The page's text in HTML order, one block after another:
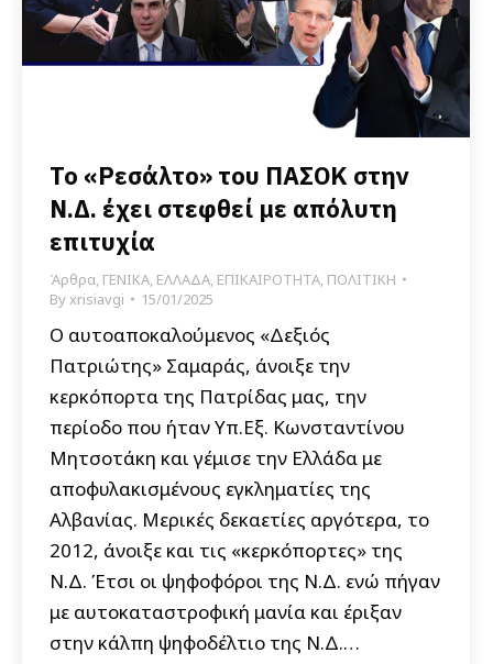
Το «Ρεσάλτο» του ΠΑΣΟΚ στην
Ν.Δ. έχει στεφθεί με απόλυτη
επιτυχία
Άρθρα ΓΕΝΙΚΑ ΕΛΛΑΔΑ ΕΠΙΚΑΙΡΟΤΗΤΑ ΠΟΛΙΤΙΚΗ
Byxrisiavgi 15/01/2025
Ο αυτοαποκαλούμενος «Δεξιός
Πατριώτης» Σαμαράς, άνοιξε την
κερκόπορτα της Πατρίδας μας, την
περίοδο που ήταν Υπ.Εξ. Κωνσταντίνου
Μητσοτάκη και γέμισε την Ελλάδα με
αποφυλακισμένους εγκληματίες της
Αλβανίας. Μερικές δεκαετίες αργότερα, το
2012, άνοιξε και τις «κερκόπορτες» της
Ν.Δ. Έτσι οι ψηφοφόροι της Ν.Δ. ενώ πήγαν
με αυτοκαταστροφική μανία και έριξαν
στην κάλπη ψηφοδέλτιο της Ν.Δ.…